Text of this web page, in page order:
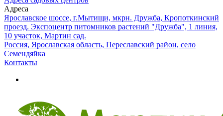
Адреса
Ярославское шоссе, г.Мытищи, мкрн. Дружба, Кропоткинский
проезд. Экспоцентр питомников растений "Дружба", 1 линия,
10 участок, Мартин сад.
Россия, Ярославская область, Переславский район, село
Семендяйка
Контакты